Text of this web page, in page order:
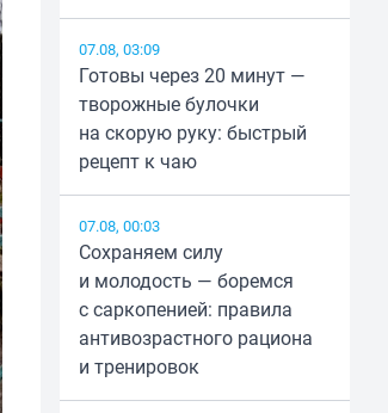
07.08, 03:09
Готовы через 20 минут —
творожные булочки
на скорую руку: быстрый
рецепт к чаю
07.08, 00:03
Сохраняем силу
и молодость — боремся
с саркопенией: правила
антивозрастного рациона
и тренировок